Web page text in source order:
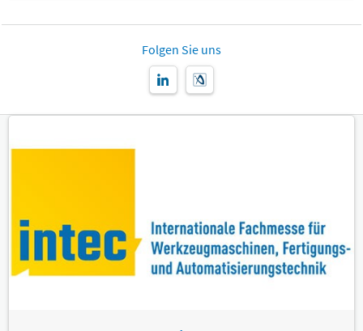
Folgen Sie uns